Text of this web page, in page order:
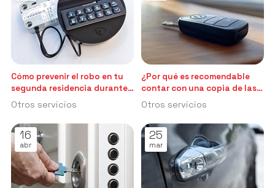
Cómo prevenir el robo en tu
segunda residencia durante
el verano: el papel de la
Otros servicios
¿Por qué es recomendable
contar con una copia de las
llaves de mi coche?
Otros servicios
16
abr
25
mar